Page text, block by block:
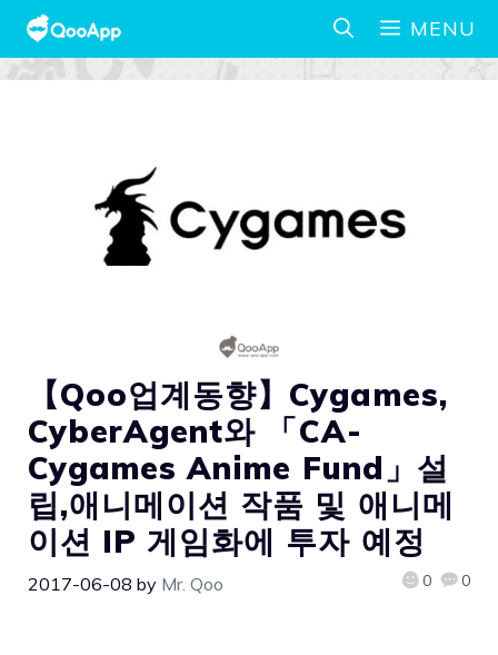
MENU
【Qoo업계동향】Cygames,
CyberAgent와 「CA-
Cygames Anime Fund」설
립,애니메이션 작품 및 애니메
이션 IP 게임화에 투자 예정
2017-06-08 by Mr. Qoo 0 0